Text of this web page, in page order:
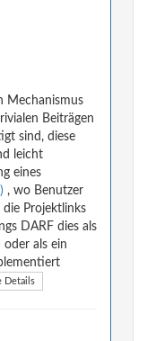
Mechanismus
Beiträgen
sind, diese
leicht
eines
, wo Benutzer
Projektlinks
DARF dies als
oder als ein
Details